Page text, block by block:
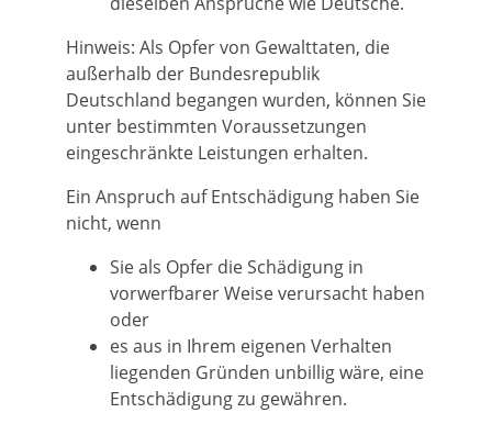
Hinweis: Als Opfer von Gewalttaten, die
außerhalb der Bundesrepublik
Deutschland begangen wurden, können Sie
unter bestimmten Voraussetzungen
eingeschränkte Leistungen erhalten.
Ein Anspruch auf Entschädigung haben Sie
nicht, wenn
Sie als Opfer die Schädigung in
vorwerfbarer Weise verursacht haben
oder
es aus in Ihrem eigenen Verhalten
liegenden Gründen unbillig wäre, eine
Entschädigung zu gewähren.